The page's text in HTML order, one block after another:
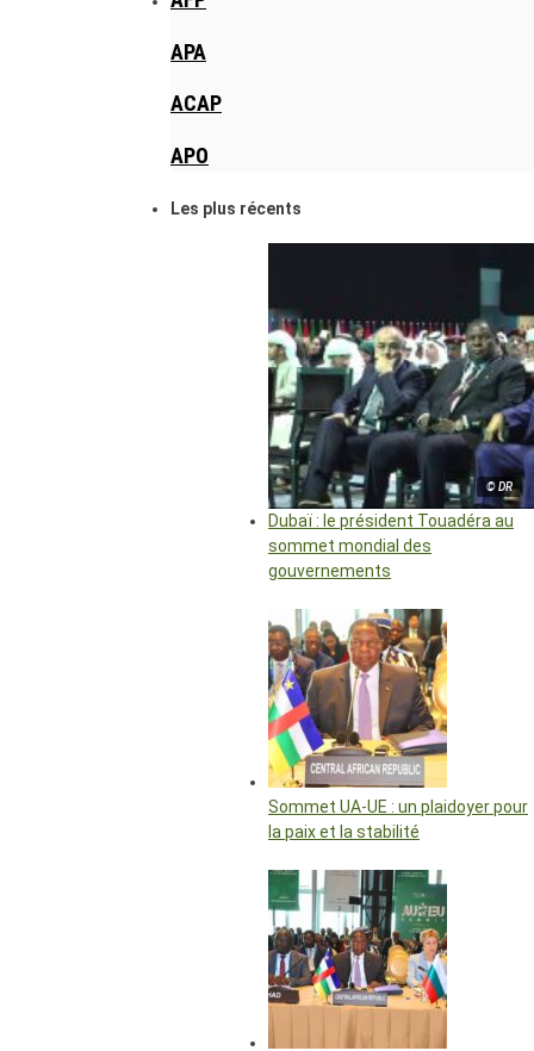
APA
ACAP
APO
Les plus récents
© DR
Dubaï : le président Touadéra au
sommet mondial des
gouvernements
Sommet UA-UE : un plaidoyer pour
la paix et la stabilité